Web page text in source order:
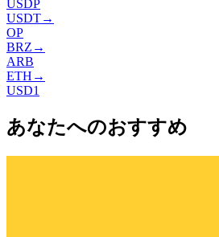
USDP
USDT→
OP
BRZ →
ARB
ETH →
USD1
あなたへのおすすめ